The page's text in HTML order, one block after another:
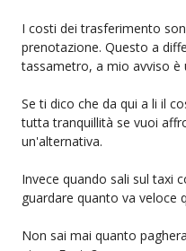
I costi dei trasferimento
prenotazione. Questo a
tassametro, a mio avviso è
Se ti dico che da qui a li il
tutta tranquillità se vuoi
un'alternativa.
Invece quando sali sul taxi
guardare quanto va veloce
Non sai mai quanto